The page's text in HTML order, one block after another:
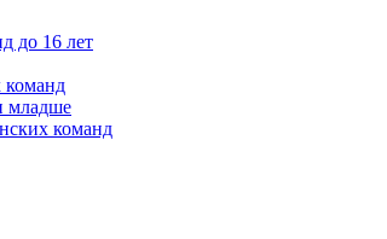
до 16 лет
младше
команд